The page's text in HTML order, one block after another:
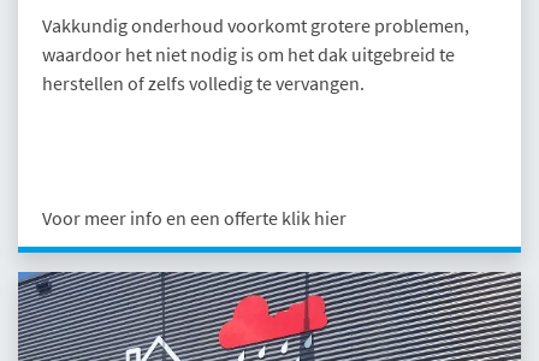
Vakkundig onderhoud voorkomt grotere problemen,
waardoor het niet nodig is om het dak uitgebreid te
herstellen of zelfs volledig te vervangen.
Voor meer info en een offerte klik hier